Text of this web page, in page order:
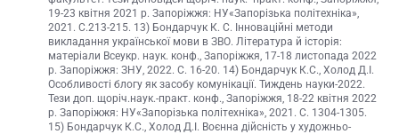
19-23 квітня 2021 р. Запоріжжя: НУ«Запорізька політехніка»,
2021. С.213-215. 13) Бондарчук К. С. Інноваційні методи
викладання української мови в ЗВО. Література й історія:
матеріали Всеукр. наук. конф., Запоріжжя, 17-18 листопада 2022
р. Запоріжжя: ЗНУ, 2022. С. 16-20. 14) Бондарчук К.С., Холод Д.І.
Особливості блогу як засобу комунікації. Тиждень науки-2022.
Тези доп. щоріч.наук.-практ. конф., Запоріжжя, 18-22 квітня 2022
р. Запоріжжя: НУ«Запорізька політехніка», 2021. С. 1304-1305.
15) Бондарчук К.С., Холод Д.І. Воєнна дійсність у художньо-